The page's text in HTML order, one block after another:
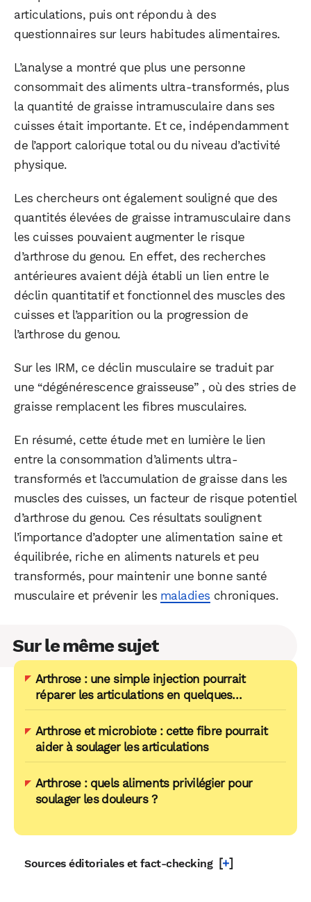
articulations, puis ont répondu à des
questionnaires sur leurs habitudes alimentaires.
L’analyse a montré que plus une personne
consommait des aliments ultra-transformés, plus
la quantité de graisse intramusculaire dans ses
cuisses était importante. Et ce, indépendamment
de l’apport calorique total ou du niveau d’activité
physique.
Les chercheurs ont également souligné que des
quantités élevées de graisse intramusculaire dans
les cuisses pouvaient augmenter le risque
d’arthrose du genou. En effet, des recherches
antérieures avaient déjà établi un lien entre le
déclin quantitatif et fonctionnel des muscles des
cuisses et l’apparition ou la progression de
l’arthrose du genou.
Sur les IRM, ce déclin musculaire se traduit par
une “dégénérescence graisseuse” , où des stries de
graisse remplacent les fibres musculaires.
En résumé, cette étude met en lumière le lien
entre la consommation d’aliments ultra-
transformés et l’accumulation de graisse dans les
muscles des cuisses, un facteur de risque potentiel
d’arthrose du genou. Ces résultats soulignent
l’importance d’adopter une alimentation saine et
équilibrée, riche en aliments naturels et peu
transformés, pour maintenir une bonne santé
musculaire et prévenir les maladies chroniques.
Sur le même sujet
Arthrose : une simple injection pourrait
réparer les articulations en quelques
semaines
Arthrose et microbiote : cette fibre pourrait
aider à soulager les articulations
Arthrose : quels aliments privilégier pour
soulager les douleurs ?
Sources éditoriales et fact-checking [+]
WhatsApp Telegram Email
Facebook